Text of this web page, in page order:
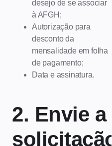
desejo de se associar
à AFGH;
Autorização para
desconto da
mensalidade em folha
de pagamento;
Data e assinatura.
2. Envie a
solicitação